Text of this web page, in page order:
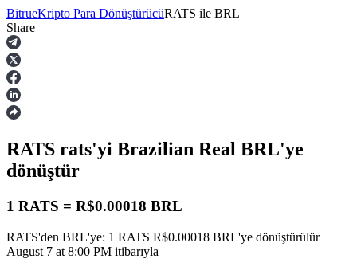
Vadeli İşlemler
USDT Vadeli İşlemleri
BitrueKripto Para DönüştürücüRATS ile BRL
Share
RATS rats'yi Brazilian Real BRL'ye
dönüştür
1 RATS = R$0.00018 BRL
RATS'den BRL'ye: 1 RATS R$0.00018 BRL'ye dönüştürülür
August 7 at 8:00 PM itibarıyla